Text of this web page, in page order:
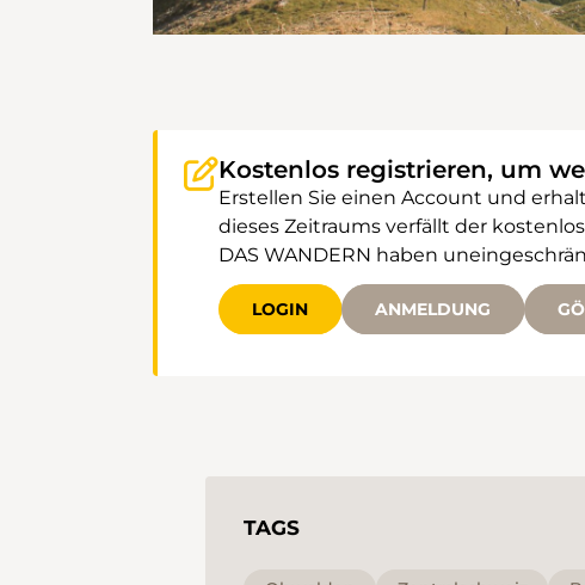
Kostenlos registrieren, um
Erstellen Sie einen Account und
dieses Zeitraums verfällt der
DAS WANDERN haben
LOGIN ANMELDUNG
TAGS